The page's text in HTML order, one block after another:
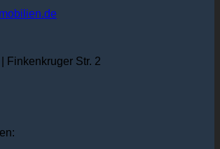
Finkenkruger Str. 2